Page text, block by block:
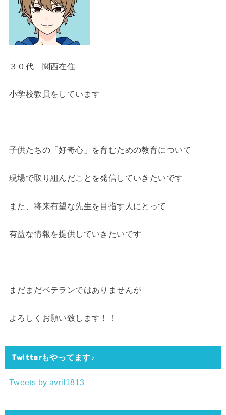
３０代 関西在住
小学校教員をしています
子供たちの「好奇心」を育むための教育について
現場で取り組んだことを発信していきたいです
また、将来有望な先生を目指す人にとって
有益な情報を提供していきたいです
まだまだベテランではありませんが
よろしくお願い致します！！
Twitterもやってます♪
Tweets by avril1813